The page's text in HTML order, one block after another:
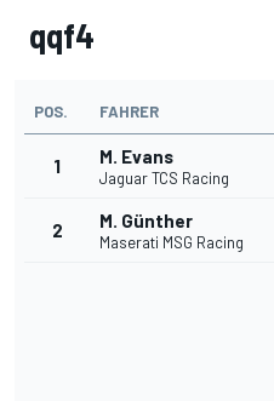
qqf4
POS. FAHRER
1 M. Evans
Jaguar TCS Racing
2 M. Günther
Maserati MSG Racing